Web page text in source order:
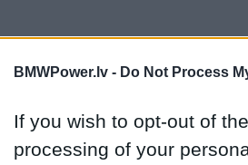
BMWPower.lv - Do Not Process
If you wish to opt-out of
processing of your